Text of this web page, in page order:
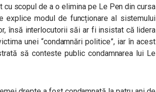
scopul de a o elimina pe Le Pen din cursa
explice modul de funcționare al sistemului
însă interlocutorii săi ar fi insistat că lidera
unei “condamnări politice”, iar în acest
să conteste public condamnarea lui Le